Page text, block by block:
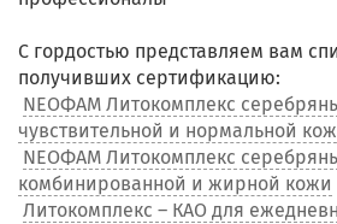
С гордостью представляем вам
получивших сертификацию:
NEOФАМ Литокомплекс
чувствительной и нормальной
NEOФАМ Литокомплекс
комбинированной и жирной кожи
Литокомплекс – КАО для